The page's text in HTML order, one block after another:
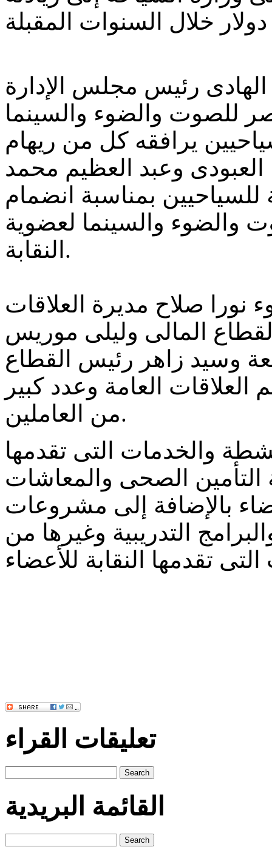
رئيس مجلس الإدارة
للصوت والضوء والسينما
يرافقه كل من ريهام
وعبد العظيم محمد
بمناسبة انضمام
والضوء والسينما لعضوية
النقابة.
صلاح مديرة العلاقات
المالى وليلى موريس
وسيد زاهر رئيس القطاع
العامة وعدد كبير
من العاملين.
والخدمات التى تقدمها
التأمين الصحى والمعاشات
بالإضافة إلى مشروعات
التدريبية وغيرها من
تعليقات القراء
Search
القائمة البريدية
Search